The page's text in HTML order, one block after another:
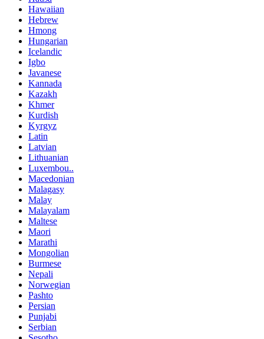
Hawaiian
Hebrew
Hmong
Hungarian
Icelandic
Igbo
Javanese
Kannada
Kazakh
Khmer
Kurdish
Kyrgyz
Latin
Latvian
Lithuanian
Luxembou..
Macedonian
Malagasy
Malay
Malayalam
Maltese
Maori
Marathi
Mongolian
Burmese
Nepali
Norwegian
Pashto
Persian
Punjabi
Serbian